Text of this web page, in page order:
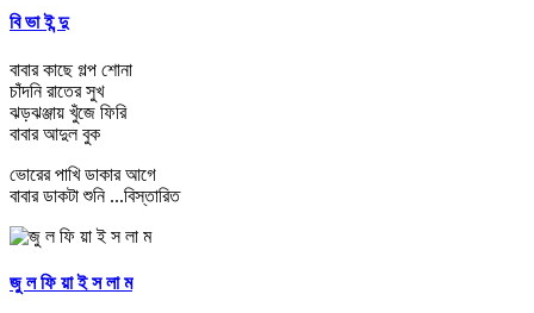
বি ভা ই ন্দু
বাবার কাছে গল্প শোনা
চাঁদনি রাতের সুখ
ঝড়ঝঞ্জায় খুঁজে ফিরি
বাবার আদুল বুক
ভোরের পাখি ডাকার আগে
বাবার ডাকটা শুনি...বিস্তারিত
জু ল ফি য়া ই স লা ম